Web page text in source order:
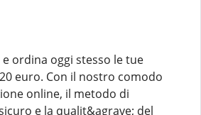
ordina oggi stesso le tue
euro. Con il nostro comodo
online, il metodo di
e la qualit&agrave; del